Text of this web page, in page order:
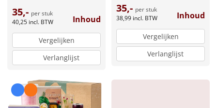
Alle artikelen
Overige
Ideeën
Doe het zelf
35,- per stuk
40,25 incl. BTW Inhoud
Vergelijken
Verlanglijst
35,- per stuk
38,99 incl. BTW Inhoud
Vergelijken
Verlanglijst